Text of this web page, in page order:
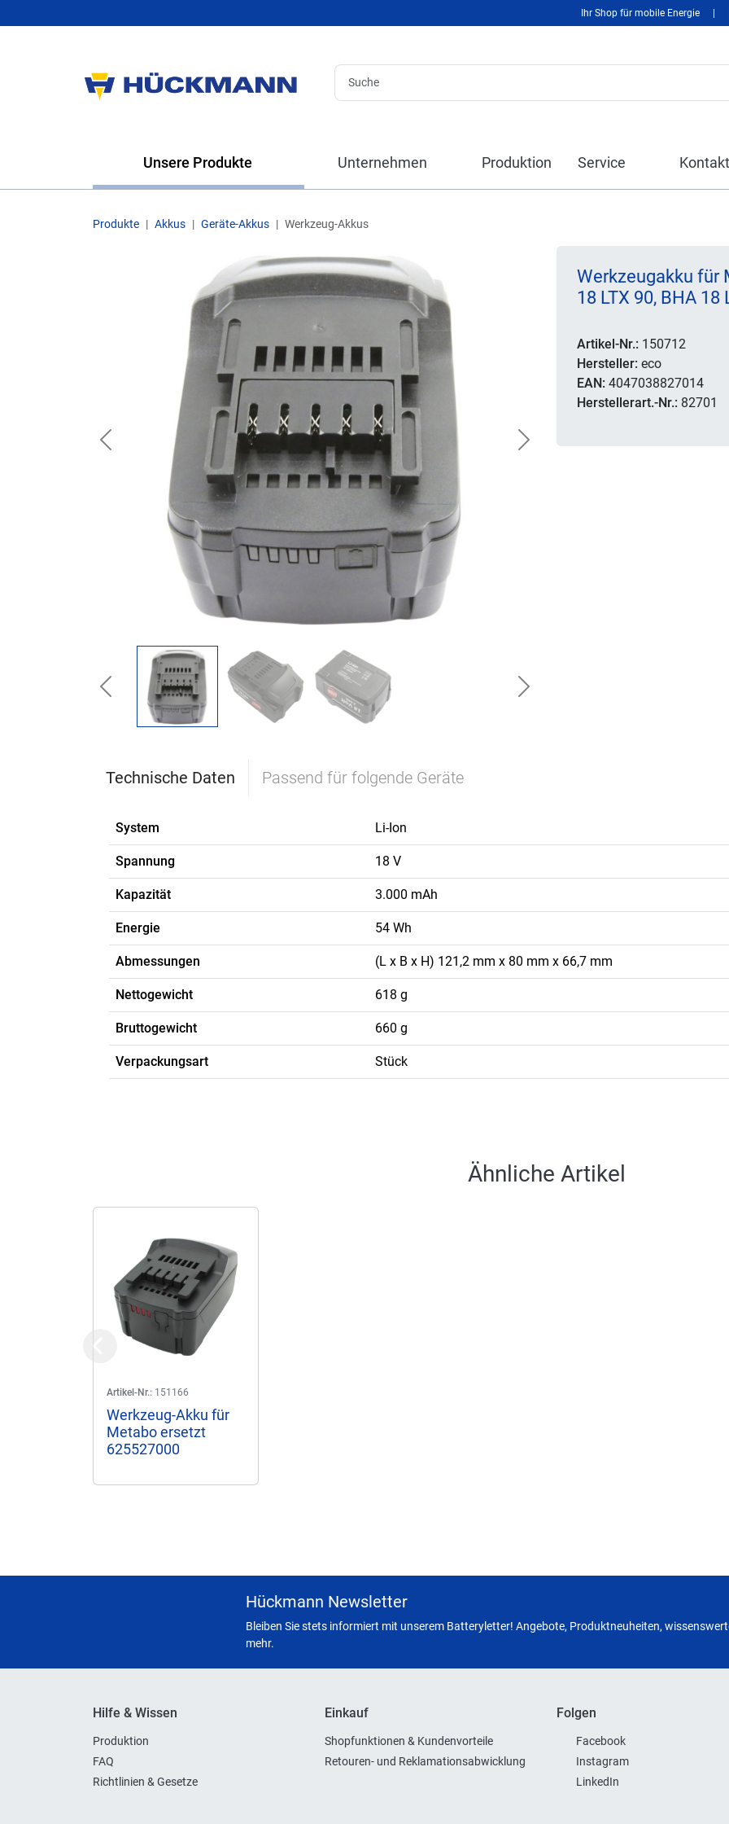
Ihr Shop für mobile Energie
Unsere Produkte Unternehmen Produktion Service Kontakt
Produkte Akkus Geräte-Akkus Werkzeug-Akkus
Previous Next
Previous Next
Werkzeugakku für
18 LTX 90, BHA 18
Artikel-Nr.: 150712
Hersteller: eco
EAN: 4047038827014
Herstellerart.-Nr.: 82701
Technische Daten Passend für folgende Geräte
System Li-Ion
Spannung 18 V
Kapazität 3.000 mAh
Energie 54 Wh
Abmessungen (L x B x H) 121,2 mm x 80 mm x 66,7 mm
Nettogewicht 618 g
Bruttogewicht 660 g
Verpackungsart Stück
Ähnliche Artikel
Artikel-Nr.: 151166
Werkzeug-Akku für
Metabo ersetzt
625527000
Hückmann Newsletter
Bleiben Sie stets informiert mit unserem Batteryletter! Angebote, Produktneuheiten,
mehr.
Hilfe & Wissen
Produktion
FAQ
Richtlinien & Gesetze
Einkauf
Shopfunktionen & Kundenvorteile
Retouren- und Reklamationsabwicklung
Folgen
Facebook
Instagram
LinkedIn